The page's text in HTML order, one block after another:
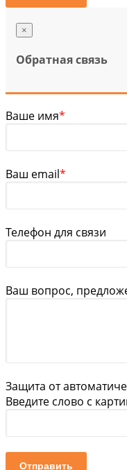
×
Обратная связь
Ваше имя*
Ваш email*
Телефон для связи
Ваш вопрос,
Защита от
Введите слово с
Отправить